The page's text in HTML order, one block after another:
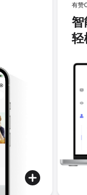
有赞
智
轻